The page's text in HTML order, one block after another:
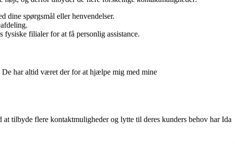
spørgsmål eller henvendelser.
filialer for at få personlig assistance.
har altid været der for at hjælpe mig med mine
tilbyde flere kontaktmuligheder og lytte til deres kunders behov har Ida